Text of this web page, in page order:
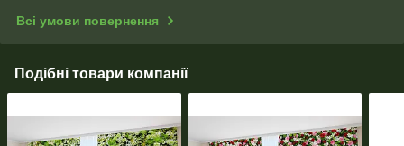
Всі умови повернення
Подібні товари компанії